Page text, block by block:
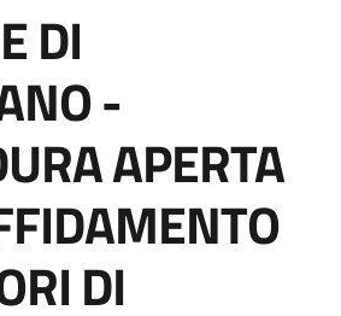
DI
-
APERTA
DI